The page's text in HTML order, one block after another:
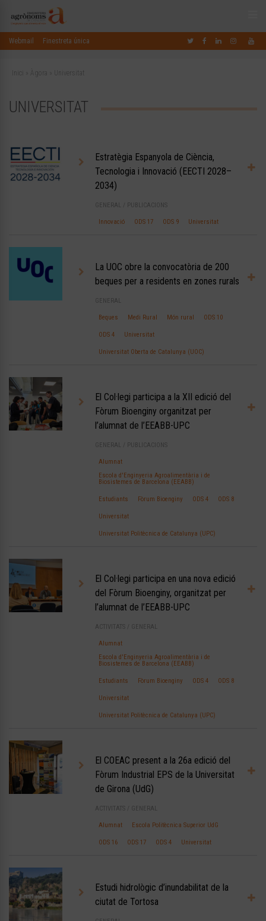
Webmail Finestreta única
Inici Àgora Universitat
UNIVERSITAT
Estratègia Espanyola de Ciència,
Tecnologia i Innovació (EECTI 2028–
2034)
GENERAL PUBLICACIONS
Innovació ODS 17 ODS 9 Universitat
La UOC obre la convocatòria de 200
beques per a residents en zones rurals
GENERAL
Beques Medi Rural Món rural ODS 10
ODS 4 Universitat
Universitat Oberta de Catalunya (UOC)
El Col·legi participa a la XII edició del
Fòrum Bioenginy organitzat per
l’alumnat de l’EEABB-UPC
GENERAL PUBLICACIONS
Alumnat
Escola d'Enginyeria Agroalimentària i de
Biosistemes de Barcelona (EEABB)
Estudiants Fòrum Bioenginy ODS 4 ODS 8
Universitat
Universitat Politècnica de Catalunya (UPC)
El Col·legi participa en una nova edició
del Fòrum Bioenginy, organitzat per
l’alumnat de l’EEABB-UPC
ACTIVITATS GENERAL
Alumnat
Escola d'Enginyeria Agroalimentària i de
Biosistemes de Barcelona (EEABB)
Estudiants Fòrum Bioenginy ODS 4 ODS 8
Universitat
Universitat Politècnica de Catalunya (UPC)
El COEAC present a la 26a edició del
Fòrum Industrial EPS de la Universitat
de Girona (UdG)
ACTIVITATS GENERAL
Alumnat Escola Politècnica Superior UdG
ODS 16 ODS 17 ODS 4 Universitat
Estudi hidrològic d’inundabilitat de la
ciutat de Tortosa